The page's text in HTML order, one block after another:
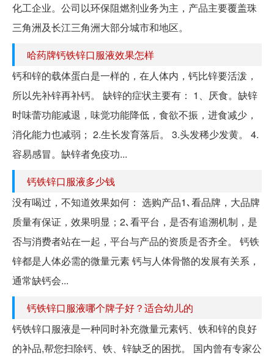
化工企业。公司以环保阻燃剂业务为主，产品主要覆盖珠
三角洲及长江三角洲大部分城市和地区。
哈药牌钙铁锌口服液效果怎样
钙和锌的载体蛋白是一样的，在人体内，钙比锌要活泼，
所以先补锌再补钙。 缺锌的症状主要有： 1、厌食。缺锌
时味蕾功能减退，味觉功能降低，食欲不振，进食减少，
消化能力也减弱； 2.生长发育落后。 3.头发稀少发黄。 4.
容易感冒。缺锌者免疫功...
钙铁锌口服液多少钱
没有喝过，不知道效果如何： 选购产品1､看品牌，大品牌
质量有保证，效果明显；2､看平台，是否有追溯机制，是
否与消费者站在一起，平台与产品的资质是否齐全。 钙铁
锌都是人体必需的微量元素 钙与人体骨骼的发展有关系，
通常缺钙会...
钙铁锌口服液哪个牌子好？适合幼儿的
钙铁锌口服液是一种同时补充微量元素钙、铁和锌的良好
的补品,帮您扫除钙、铁、锌缺乏的困扰。 国内曾有专家公